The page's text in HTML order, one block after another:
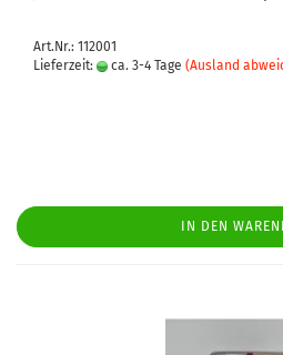
Art.Nr.: 112001
Lieferzeit:
ca. 3-4 Tage (Ausland
IN DEN